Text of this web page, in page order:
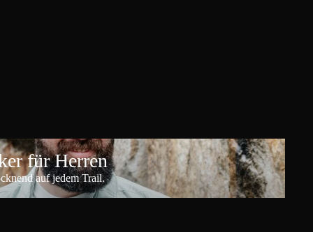
für Herren
auf jedem Trail.